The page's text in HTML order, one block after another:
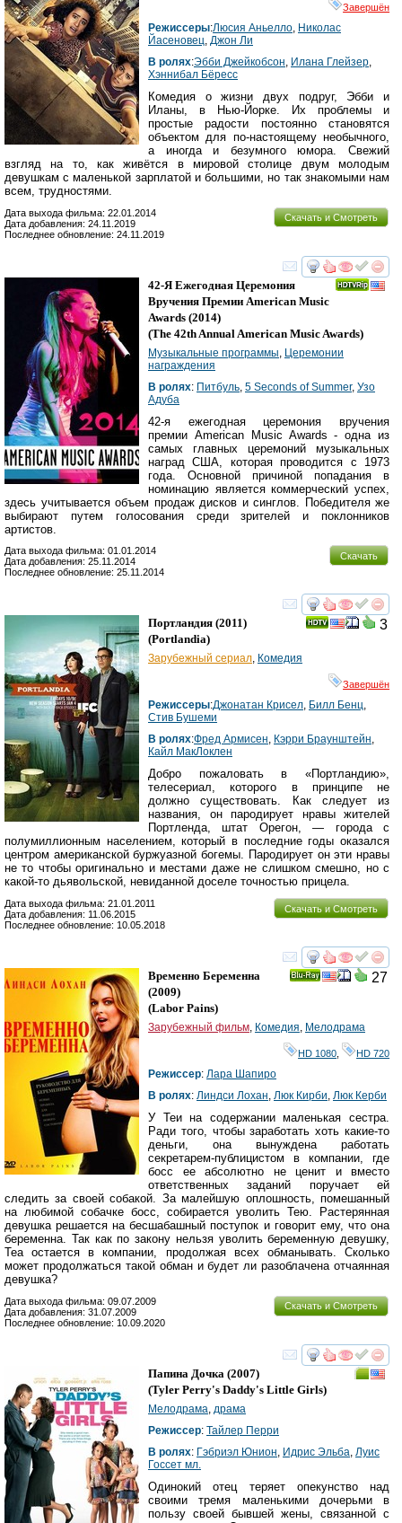
Завершён
Режиссеры:Люсия Аньелло, Николас
Йасеновец, Джон Ли
В ролях:Эбби Джейкобсон, Илана Глейзер,
Хэннибал Бёресс
Комедия о жизни двух подруг, Эбби и
Иланы, в Нью-Йорке. Их проблемы и
простые радости постоянно становятся
объектом для по-настоящему необычного,
а иногда и безумного юмора. Свежий
взгляд на то, как живётся в мировой столице двум молодым
девушкам с маленькой зарплатой и большими, но так знакомыми нам
всем, трудностями.
Скачать и Смотреть
Дата выхода фильма: 22.01.2014
Дата добавления: 24.11.2019
Последнее обновление: 24.11.2019
смотреть
42-Я Ежегодная Церемония
Вручения Премии American Music
Awards (2014)
(The 42th Annual American Music Awards)
Музыкальные программы Церемонии
награждения
В ролях: Питбуль 5 Seconds of Summer, Узо
Адуба
42-я ежегодная церемония вручения
премии American Music Awards - одна из
самых главных церемоний музыкальных
наград США, которая проводится с 1973
года. Основной причиной попадания в
номинацию является коммерческий успех,
здесь учитывается объем продаж дисков и синглов. Победителя же
выбирают путем голосования среди зрителей и поклонников
артистов.
Скачать
Дата выхода фильма: 01.01.2014
Дата добавления: 25.11.2014
Последнее обновление: 25.11.2014
смотреть
3
Портландия (2011)
(Portlandia)
Зарубежный сериал, Комедия
Завершён
Режиссеры:Джонатан Крисел, Билл Бенц,
Стив Бушеми
В ролях:Фред Армисен, Кэрри Браунштейн,
Кайл МакЛоклен
Добро пожаловать в «Портландию»,
телесериал, которого в принципе не
должно существовать. Как следует из
названия, он пародирует нравы жителей
Портленда, штат Орегон, — города с
полумиллионным населением, который в последние годы оказался
центром американской буржуазной богемы. Пародирует он эти нравы
не то чтобы оригинально и местами даже не слишком смешно, но с
какой-то дьявольской, невиданной доселе точностью прицела.
Скачать и Смотреть
Дата выхода фильма: 21.01.2011
Дата добавления: 11.06.2015
Последнее обновление: 10.05.2018
смотреть
27
Временно Беременна
(2009)
(Labor Pains)
Зарубежный фильм, Комедия, Мелодрама
HD 1080 HD 720
Режиссер: Лара Шапиро
В ролях: Линдси Лохан, Люк Кирби, Люк Керби
У Теи на содержании маленькая сестра.
Ради того, чтобы заработать хоть какие-то
деньги, она вынуждена работать
секретарем-публицистом в компании, где
босс ее абсолютно не ценит и вместо
ответственных заданий поручает ей
следить за своей собакой. За малейшую оплошность, помешанный
на любимой собачке босс, собирается уволить Тею. Растерянная
девушка решается на бесшабашный поступок и говорит ему, что она
беременна. Так как по закону нельзя уволить беременную девушку,
Теа остается в компании, продолжая всех обманывать. Сколько
может продолжаться такой обман и будет ли разоблачена отчаянная
девушка?
Скачать и Смотреть
Дата выхода фильма: 09.07.2009
Дата добавления: 31.07.2009
Последнее обновление: 10.09.2020
смотреть
Папина Дочка (2007)
(Tyler Perry's Daddy's Little Girls)
Мелодрама, драма
Режиссер: Тайлер Перри
В ролях: Гэбриэл Юнион, Идрис Эльба, Луис
Госсет мл.
Одинокий отец теряет опекунство над
своими тремя маленькими дочерьми в
пользу своей бывшей жены, связанной с